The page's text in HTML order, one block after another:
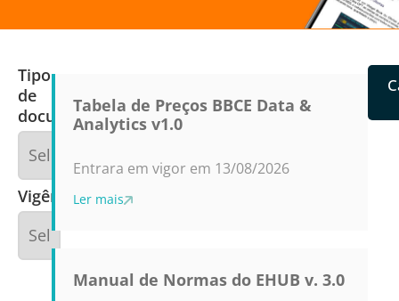
Tipo
de
documento
Vigência
Tabela de Preços BBCE Data &
Analytics v1.0
Entrara em vigor em 13/08/2026
Ler mais
Manual de Normas do EHUB v. 3.0